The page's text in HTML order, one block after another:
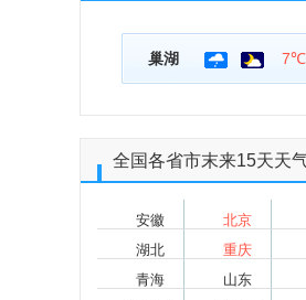
巢湖 7℃
全国各省市末来15天天
安徽 北京
湖北
重庆
青海
山东